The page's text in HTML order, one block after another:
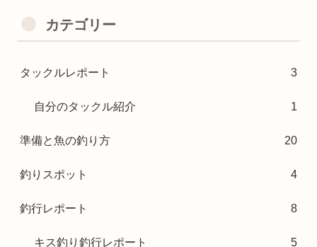
カテゴリー
タックルレポート 3
自分のタックル紹介 1
準備と魚の釣り方 20
釣りスポット 4
釣行レポート 8
キス釣り釣行レポート 5